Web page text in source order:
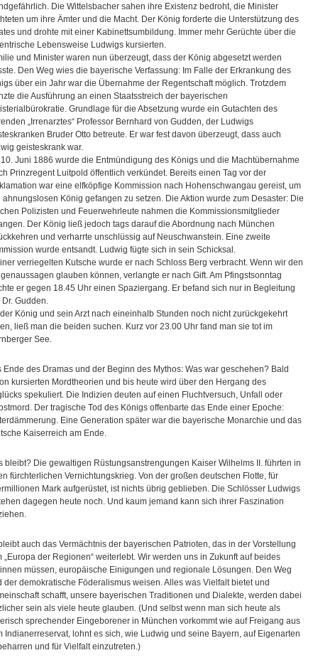
Die Wittelsbacher sahen ihre Existenz bedroht, die Minister
um ihre Ämter und die Macht. Der König forderte die Unterstützung des
und drohte mit einer Kabinettsumbildung. Immer mehr Gerüchte über die
Lebensweise Ludwigs kursierten.
und Minister waren nun überzeugt, dass der König abgesetzt werden
Den Weg wies die bayerische Verfassung: Im Falle der Erkrankung des
über ein Jahr war die Übernahme der Regentschaft möglich. Trotzdem
die Ausführung an einen Staatsstreich der bayerischen
Grundlage für die Absetzung wurde ein Gutachten des
„Irrenarztes“ Professor Bernhard von Gudden, der Ludwigs
Bruder Otto betreute. Er war fest davon überzeugt, dass auch
geisteskrank war.
Juni 1886 wurde die Entmündigung des Königs und die Machtübernahme
Prinzregent Luitpold öffentlich verkündet. Bereits einen Tag vor der
war eine elfköpfige Kommission nach Hohenschwangau gereist, um
ahnungslosen König gefangen zu setzen. Die Aktion wurde zum Desaster: Die
Polizisten und Feuerwehrleute nahmen die Kommissionsmitglieder
Der König ließ jedoch tags darauf die Abordnung nach München
und verharrte unschlüssig auf Neuschwanstein. Eine zweite
wurde entsandt. Ludwig fügte sich in sein Schicksal.
verriegelten Kutsche wurde er nach Schloss Berg verbracht. Wenn wir den
glauben können, verlangte er nach Gift. Am Pfingstsonntag
er gegen 18.45 Uhr einen Spaziergang. Er befand sich nur in Begleitung
Dr. Gudden.
König und sein Arzt nach eineinhalb Stunden noch nicht zurückgekehrt
ließ man die beiden suchen. Kurz vor 23.00 Uhr fand man sie tot im
See.
Ende des Dramas und der Beginn des Mythos: Was war geschehen? Bald
kursierten Mordtheorien und bis heute wird über den Hergang des
spekuliert. Die Indizien deuten auf einen Fluchtversuch, Unfall oder
Der tragische Tod des Königs offenbarte das Ende einer Epoche:
Eine Generation später war die bayerische Monarchie und das
Kaiserreich am Ende.
bleibt? Die gewaltigen Rüstungsanstrengungen Kaiser Wilhelms II. führten in
fürchterlichen Vernichtungskrieg. Von der großen deutschen Flotte, für
Mark aufgerüstet, ist nichts übrig geblieben. Die Schlösser Ludwigs
dagegen heute noch. Und kaum jemand kann sich ihrer Faszination
auch das Vermächtnis der bayerischen Patrioten, das in der Vorstellung
„Europa der Regionen“ weiterlebt. Wir werden uns in Zukunft auf beides
müssen, europäische Einigungen und regionale Lösungen. Den Weg
der demokratische Föderalismus weisen. Alles was Vielfalt bietet und
schafft, unsere bayerischen Traditionen und Dialekte, werden dabei
sein als viele heute glauben. (Und selbst wenn man sich heute als
sprechender Eingeborener in München vorkommt wie auf Freigang aus
Indianerreservat, lohnt es sich, wie Ludwig und seine Bayern, auf Eigenarten
und für Vielfalt einzutreten.)